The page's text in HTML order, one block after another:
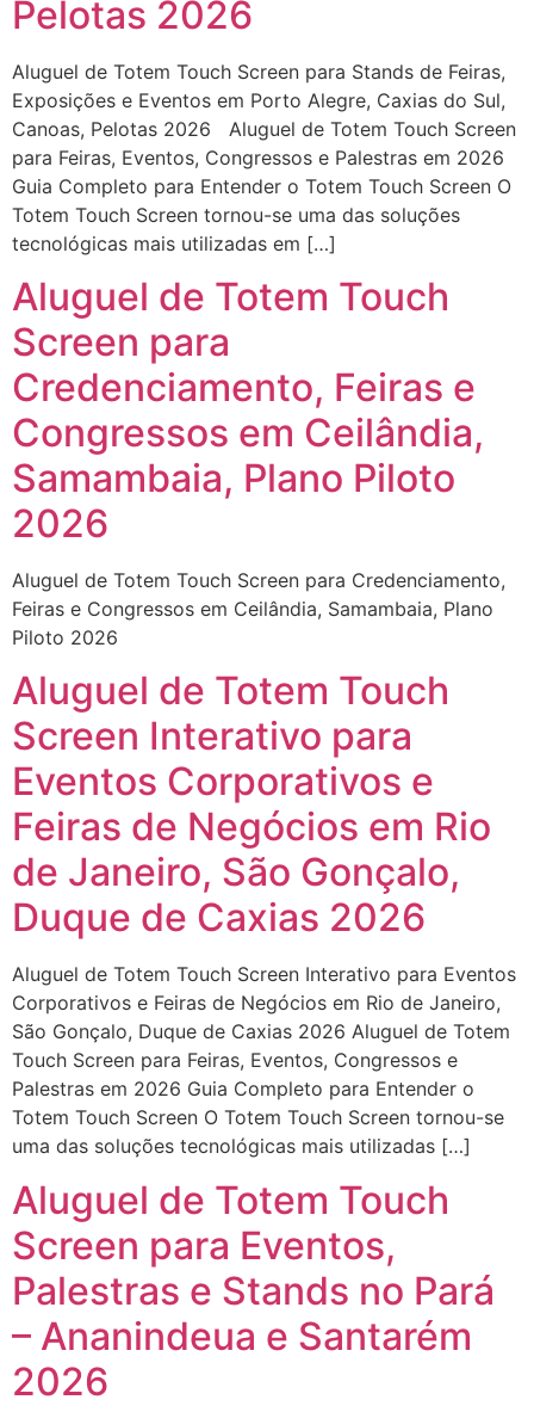
Pelotas 2026
Aluguel de Totem Touch Screen para Stands de Feiras,
Exposições e Eventos em Porto Alegre, Caxias do Sul,
Canoas, Pelotas 2026 Aluguel de Totem Touch Screen
para Feiras, Eventos, Congressos e Palestras em 2026
Guia Completo para Entender o Totem Touch Screen O
Totem Touch Screen tornou-se uma das soluções
tecnológicas mais utilizadas em […]
Aluguel de Totem Touch
Screen para
Credenciamento, Feiras e
Congressos em Ceilândia,
Samambaia, Plano Piloto
2026
Aluguel de Totem Touch Screen para Credenciamento,
Feiras e Congressos em Ceilândia, Samambaia, Plano
Piloto 2026
Aluguel de Totem Touch
Screen Interativo para
Eventos Corporativos e
Feiras de Negócios em Rio
de Janeiro, São Gonçalo,
Duque de Caxias 2026
Aluguel de Totem Touch Screen Interativo para Eventos
Corporativos e Feiras de Negócios em Rio de Janeiro,
São Gonçalo, Duque de Caxias 2026 Aluguel de Totem
Touch Screen para Feiras, Eventos, Congressos e
Palestras em 2026 Guia Completo para Entender o
Totem Touch Screen O Totem Touch Screen tornou-se
uma das soluções tecnológicas mais utilizadas […]
Aluguel de Totem Touch
Screen para Eventos,
Palestras e Stands no Pará
– Ananindeua e Santarém
2026